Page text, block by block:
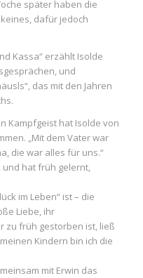
später haben die
dafür jedoch
Kassa“ erzählt Isolde
und
das mit den Jahren
Kampfgeist hat Isolde von
„Mit dem Vater war
die war alles für uns.“
und hat früh gelernt,
im Leben“ ist – die
Liebe, ihr
zu früh gestorben ist, ließ
Kindern bin ich die
mit Erwin das